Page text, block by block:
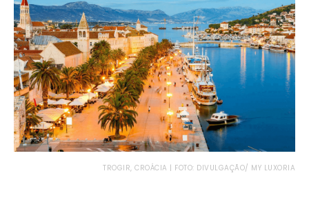
TROGIR, CROÁCIA | FOTO: DIVULGAÇÃO/ MY LUXORIA